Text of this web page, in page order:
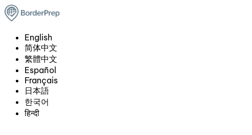
English
简体中文
繁體中文
Español
Français
日本語
한국어
हिन्दी